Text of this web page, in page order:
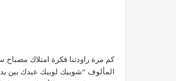
كم مرة راودتنا فكرة امتلاك
المألوف “شوبيك لوبيك عبدك بين